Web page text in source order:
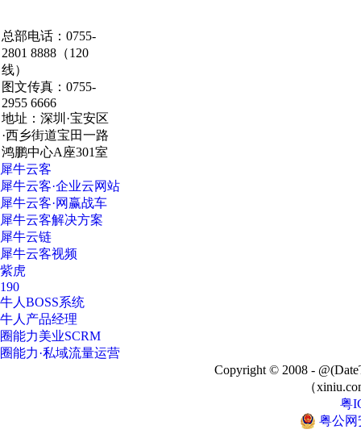
·深圳·研发总部
总部电话：0755-
2801 8888（120
线）
图文传真：0755-
2955 6666
地址：深圳·宝安区
·西乡街道宝田一路
鸿鹏中心A座301室
犀牛云客
犀牛云客·企业云网站
犀牛云客·网赢战车
犀牛云客解决方案
犀牛云链
犀牛云客视频
紫虎
190
牛人BOSS系统
牛人产品经理
圈能力美业SCRM
圈能力·私域流量运营
Copyright © 2008 -
（
粤
粤公网